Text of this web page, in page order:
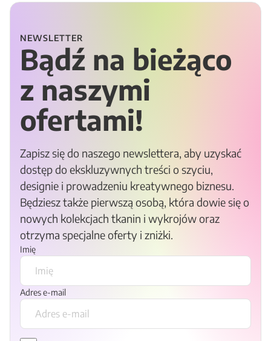
NEWSLETTER
Bądź na bieżąco
z naszymi
ofertami!
Zapisz się do naszego newslettera, aby uzyskać
dostęp do ekskluzywnych treści o szyciu,
designie i prowadzeniu kreatywnego biznesu.
Będziesz także pierwszą osobą, która dowie się o
nowych kolekcjach tkanin i wykrojów oraz
otrzyma specjalne oferty i zniżki.
Imię
Adres e-mail